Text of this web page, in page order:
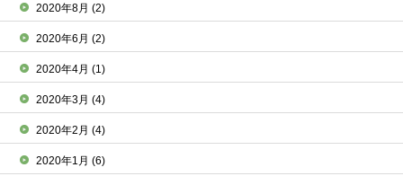
2020年8月(2)
2020年6月(2)
2020年4月(1)
2020年3月(4)
2020年2月(4)
2020年1月(6)